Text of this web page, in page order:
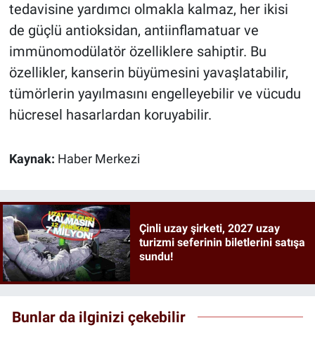
tedavisine yardımcı olmakla kalmaz, her ikisi
de güçlü antioksidan, antiinflamatuar ve
immünomodülatör özelliklere sahiptir. Bu
özellikler, kanserin büyümesini yavaşlatabilir,
tümörlerin yayılmasını engelleyebilir ve vücudu
hücresel hasarlardan koruyabilir.
Kaynak: Haber Merkezi
Çinli uzay şirketi, 2027 uzay
turizmi seferinin biletlerini satışa
sundu!
Bunlar da ilginizi çekebilir